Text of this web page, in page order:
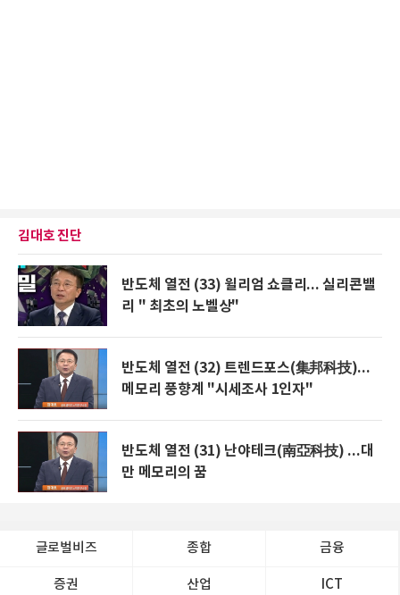
김대호 진단
반도체 열전 (33) 윌리엄 쇼클리... 실리콘밸
리 " 최초의 노벨상"
반도체 열전 (32) 트렌드포스(集邦科技)...
메모리 풍향계 "시세조사 1인자"
반도체 열전 (31) 난야테크(南亞科技) ...대
만 메모리의 꿈
글로벌비즈 종합 금융
증권 산업 ICT